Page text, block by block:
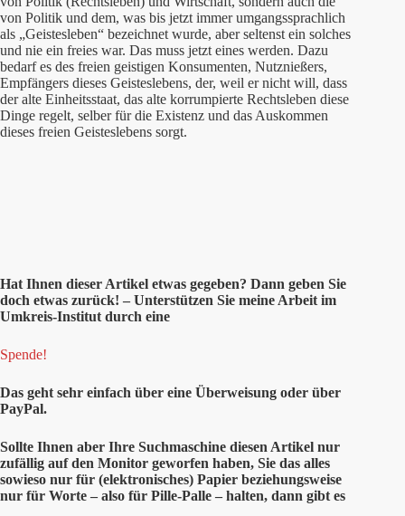
von Politik und dem, was bis jetzt immer umgangssprachlich
als „Geistesleben“ bezeichnet wurde, aber seltenst ein solches
und nie ein freies war. Das muss jetzt eines werden. Dazu
bedarf es des freien geistigen Konsumenten, Nutznießers,
Empfängers dieses Geisteslebens, der, weil er nicht will, dass
der alte Einheitsstaat, das alte korrumpierte Rechtsleben diese
Dinge regelt, selber für die Existenz und das Auskommen
dieses freien Geisteslebens sorgt.
Hat Ihnen dieser Artikel etwas gegeben? Dann geben Sie
doch etwas zurück! – Unterstützen Sie meine Arbeit im
Umkreis-Institut durch eine
Spende!
Das geht sehr einfach über eine Überweisung oder über
PayPal.
Sollte Ihnen aber Ihre Suchmaschine diesen Artikel nur
zufällig auf den Monitor geworfen haben, Sie das alles
sowieso nur für (elektronisches) Papier beziehungsweise
nur für Worte – also für Pille-Palle – halten, dann gibt es